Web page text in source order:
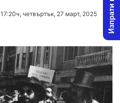
17:20ч, четвъртък, 27 март, 2025